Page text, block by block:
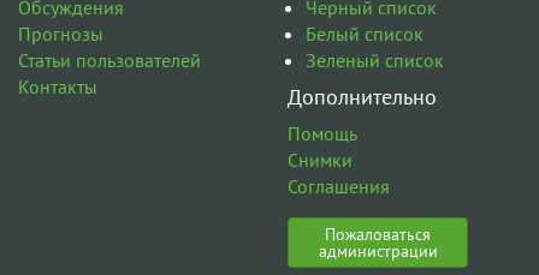
Обсуждения
Прогнозы
Статьи пользователей
Контакты
Черный список
Белый список
Зеленый список
Дополнительно
Помощь
Снимки
Соглашения
Пожаловаться
администрации